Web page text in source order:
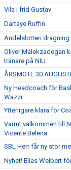
Vila i frid Gustav
Dartaye Ruffin
Andelslotteri dragning
Oliver Malekzadegan
tränare på NIU
ÅRSMÖTE 30 AUGUSTI
Ny Headcoach för
Wazzi
Ytterligare klara för
Varmt välkommen till
Vicente Belena
SBL Herr får ny stor
Nyhet! Elias Weibert